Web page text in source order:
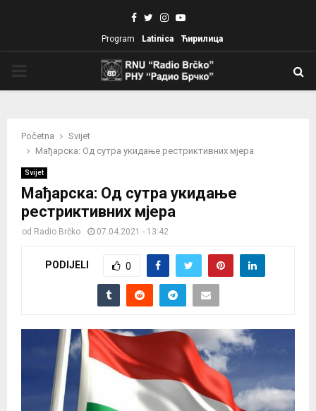
Facebook
TwitterInstagram
Youtube
Program Latinica Ћирилица
Početna
Svijet
Мађарска: Од сутра укидање рестриктивних мјера
Svijet
Мађарска: Од сутра укидање
рестриктивних мјера
od Radio Brčko 07.04.2021 - 13:42
PODIJELI 0